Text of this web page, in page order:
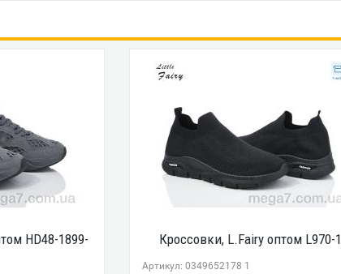
HD48-1899-
Кроссовки, L.Fairy оптом L970-1
Артикул: 0349652178 1